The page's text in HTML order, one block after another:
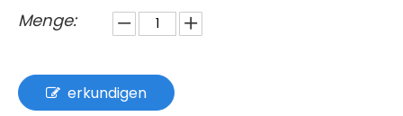
Menge:
erkundigen